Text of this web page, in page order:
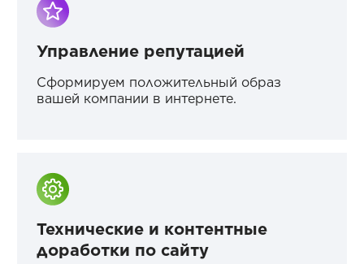
Управление репутацией
Сформируем положительный образ
вашей компании в интернете.
Технические и контентные
доработки по сайту